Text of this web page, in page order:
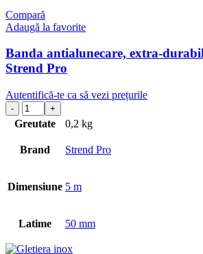
Compară
Adaugă la favorite
Banda antialunecare, extra-
Strend Pro
Autentifică-te ca să vezi prețurile
Greutate 0,2 kg
Brand Strend Pro
Dimensiune 5 m
Latime 50 mm